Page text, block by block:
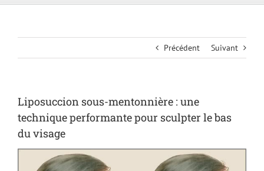
Précédent Suivant
Liposuccion sous-mentonnière : une
technique performante pour sculpter le bas
du visage